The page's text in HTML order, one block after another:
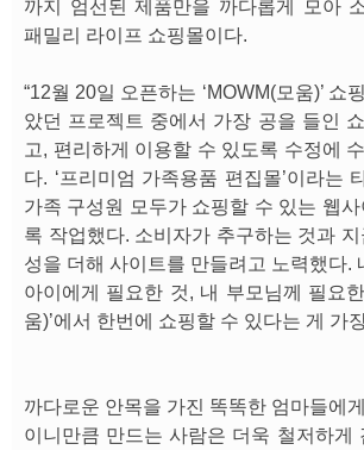
까지 엄선된 제품만을 까다롭게 모아
패밀리 라이프 쇼핑몰이다.
“12월 20일 오픈하는 ‘MOWM(모움)’ 쇼
았던 프로젝트 중에서 가장 공을 들인
고, 편리하게 이용할 수 있도록 수정에
다. ‘프리미엄 가족용품 편집몰’이라는
가족 구성원 모두가 쇼핑할 수 있는 웹
록 작업했다. 소비자가 추구하는 것과
성을 더해 사이트를 만들려고 노력했다.
아이에게 필요한 것, 내 부모님께 필요
움)’에서 한번에 쇼핑할 수 있다는 게 가
까다로운 안목을 가진 똑똑한 엄마들에
이니만큼 만드는 사람은 더욱 철저하게